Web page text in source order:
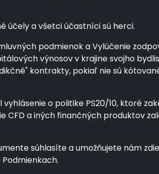
účely a všetci účastníci sú herci.
podmienok a Vylúčenie
výnosov v krajine svojho
kontrakty, pokiaľ nie sú
o politike PS20/10, ktoré
CFD a iných finančných produktov
súhlasíte a umožňujete nám